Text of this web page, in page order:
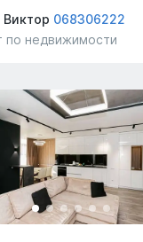
Виктор 068306222
по недвижимости